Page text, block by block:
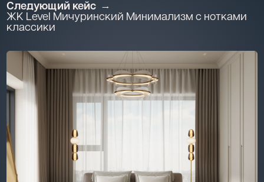
Следующий кейс
ЖК Level Мичуринский Минимализм с нотками
классики